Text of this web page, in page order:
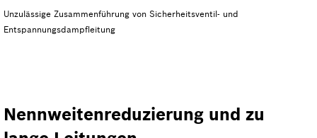
Unzulässige Zusammenführung von Sicherheits­ventil- und
Entspannungsdampf­leitung
Nennweitenreduzierung und zu